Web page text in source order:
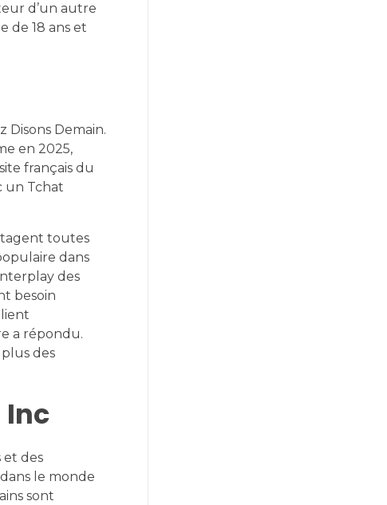
d’un autre
de 18 ans et
Disons Demain.
en 2025,
français du
un Tchat
toutes
dans
des
besoin
a répondu.
des
Inc
et des
le monde
sont